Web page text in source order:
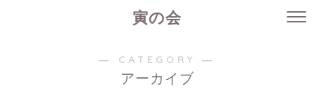
寅の会
― CATEGORY ―
アーカイブ